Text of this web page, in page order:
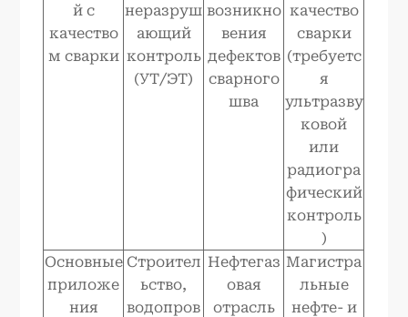
й с
качество
м сварки
неразруш
ающий
контроль
(УТ/ЭТ)
возникно
вения
дефектов
сварного
шва
качество
сварки
(требуетс
я
ультразву
ковой
или
радиогра
фический
контроль
)
Основные
приложе
ния
Строител
ьство,
водопров
Нефтегаз
овая
отрасль
Магистра
льные
нефте- и